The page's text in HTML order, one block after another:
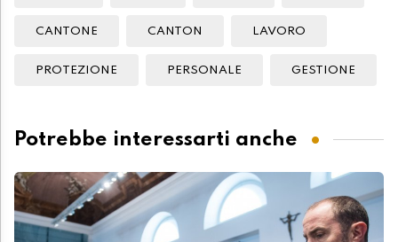
CANTONE CANTON LAVORO
PROTEZIONE PERSONALE GESTIONE
Potrebbe interessarti anche